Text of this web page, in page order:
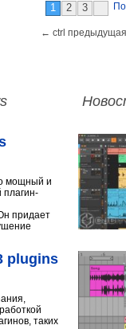
1 2 3
← ctrl
мощный и
придает
plugins
таких